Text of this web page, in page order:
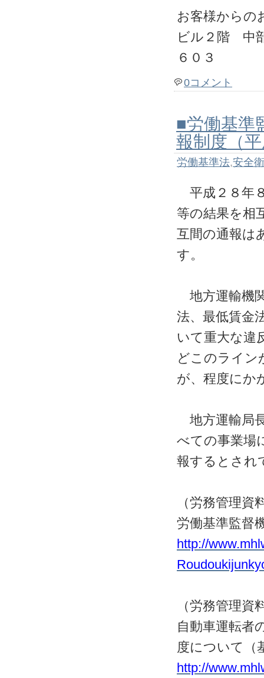
お客様からの
ビル２階 中
６０３
0コメント
■労働基準
報制度（
労働基準法,安全
平成２８年
等の結果を相
互間の通報は
す。
地方運輸機
法、最低賃金
いて重大な違
どこのライン
が、程度にか
地方運輸局
べての事業場
報するとされ
（労務管理
労働基準監督
http://
（労務管理
自動車運転者
度について（
http://